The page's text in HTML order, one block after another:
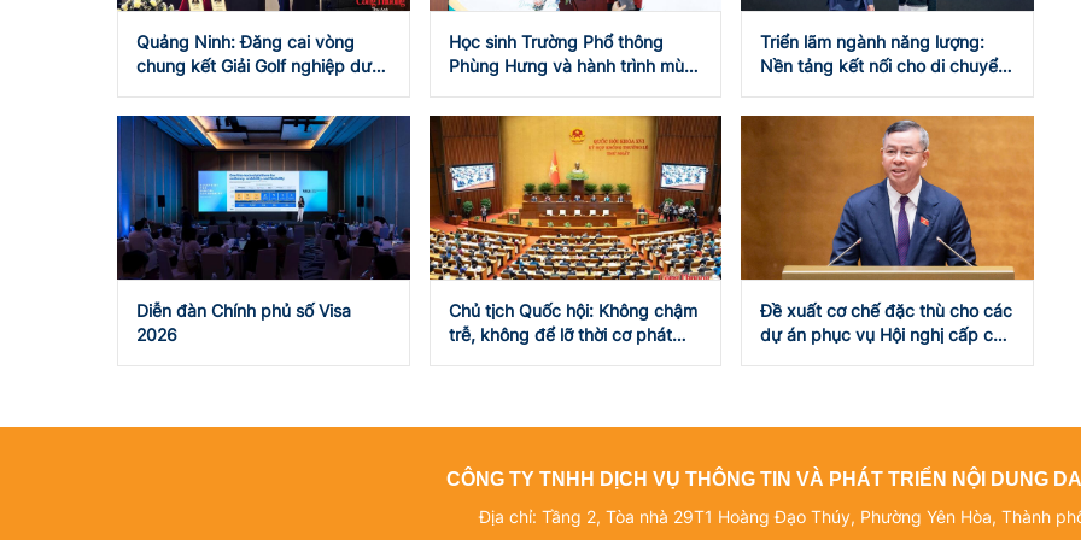
Quảng Ninh: Đăng cai vòng
chung kết Giải Golf nghiệp dư
Học sinh Trường Phổ thông
Phùng Hưng và hành trình mùa
Triển lãm ngành năng lượng:
Nền tảng kết nối cho di chuyển
Diễn đàn Chính phủ số Visa
2026
Chủ tịch Quốc hội: Không chậm
trễ, không để lỡ thời cơ phát
Đề xuất cơ chế đặc thù cho các
dự án phục vụ Hội nghị cấp cao
CÔNG TY TNHH DỊCH VỤ THÔNG TIN VÀ PHÁT TRIỂN NỘI DUNG
Địa chỉ: Tầng 2, Tòa nhà 29T1 Hoàng Đạo Thúy, Phường Yên Hòa, Thành